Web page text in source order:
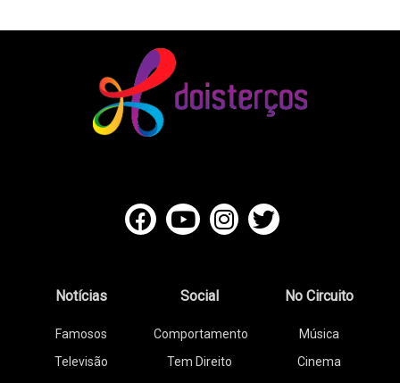
Notícias
Famosos
Televisão
Social
Comportamento
Tem Direito
No Circuito
Música
Cinema